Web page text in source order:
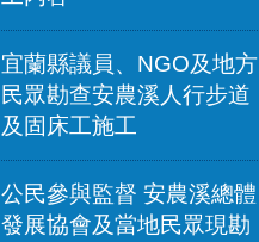
宜蘭縣議員、NGO及地方
民眾勘查安農溪人行步道
及固床工施工
公民參與監督 安農溪總體
發展協會及當地民眾現勘